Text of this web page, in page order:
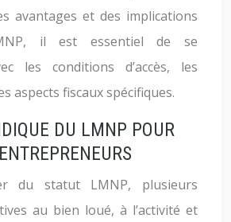
avantages et des implications
il est essentiel de se
les conditions d’accès, les
aspects fiscaux spécifiques.
DU LMNP POUR
du statut LMNP, plusieurs
au bien loué, à l’activité et